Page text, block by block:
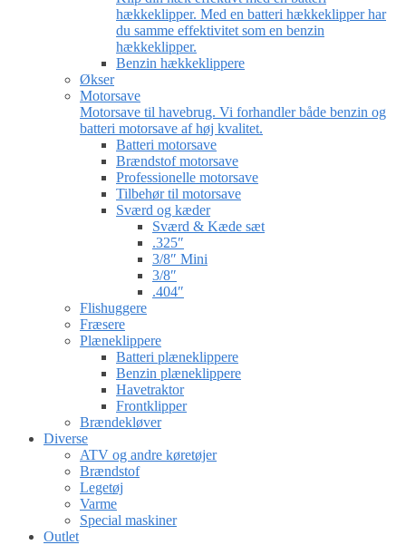
hækkeklipper. Med en batteri hækkeklipper har
du samme effektivitet som en benzin
hækkeklipper.
Benzin hækkeklippere
Økser
Motorsave
Motorsave til havebrug. Vi forhandler både benzin og
batteri motorsave af høj kvalitet.
Batteri motorsave
Brændstof motorsave
Professionelle motorsave
Tilbehør til motorsave
Sværd og kæder
Sværd & Kæde sæt
.325″
3/8″ Mini
3/8″
.404″
Flishuggere
Fræsere
Plæneklippere
Batteri plæneklippere
Benzin plæneklippere
Havetraktor
Frontklipper
Brændekløver
Diverse
ATV og andre køretøjer
Brændstof
Legetøj
Varme
Special maskiner
Outlet